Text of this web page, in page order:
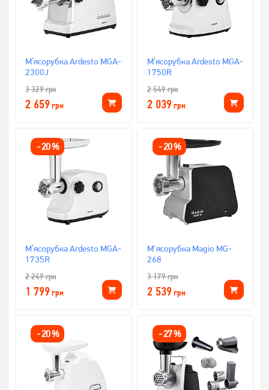
М’ясорубка Ardesto MGA-
2300J
3 329грн
2 659грн
М’ясорубка Ardesto MGA-
1750R
2 549грн
2 039грн
-20%
М’ясорубка Ardesto MGA-
1735R
2 249грн
1 799грн
-20%
М'ясорубка Magio MG-
268
3 179грн
2 539грн
-20% -27%